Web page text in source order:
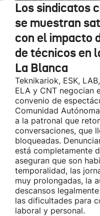
Los sindicatos
se muestran
con el impacto
de técnicos en
La Blanca
Teknikariok, ESK,
ELA y CNT negocian
convenio de
Comunidad
a la patronal que
conversaciones, que
bloqueadas.
está completamente
aseguran que son
temporalidad, las
muy prolongadas, la
descansos
las dificultades para
laboral y personal.